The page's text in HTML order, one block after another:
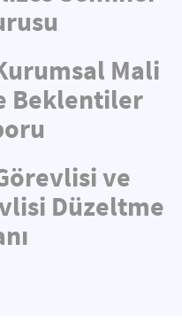
Mali
Beklentiler
ve
Düzeltme